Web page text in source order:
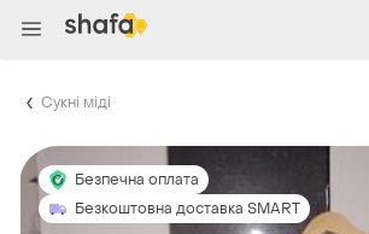
Сукні міді
Безпечна оплата
Безкоштовна доставка SMART